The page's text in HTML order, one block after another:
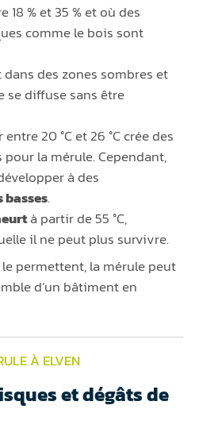
18 % et 35 % et où des
comme le bois sont
des zones sombres et
se diffuse sans être
20 °C et 26 °C crée des
la mérule. Cependant,
à des
.
à partir de 55 °C,
il ne peut plus survivre.
permettent, la mérule peut
d’un bâtiment en
À ELVEN
et dégâts de